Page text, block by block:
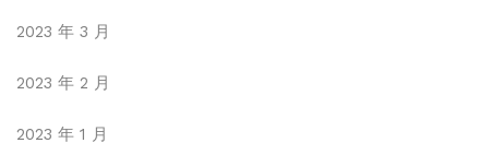
2023 年 3 月
2023 年 2 月
2023 年 1 月